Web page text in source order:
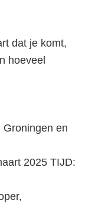
dat je komt,
hoeveel
Groningen en
2025 TIJD: